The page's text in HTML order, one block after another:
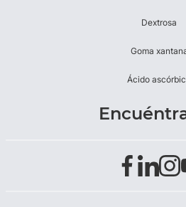
Dextrosa
Goma
Ácido